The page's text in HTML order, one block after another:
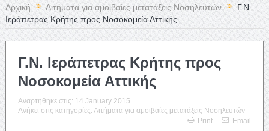
Αρχική Αιτήματα για αμοιβαίες μετατάξεις Νοσηλευτών
Γ.Ν.
Ιεράπετρας Κρήτης προς Νοσοκομεία Αττικής
Γ.Ν. Ιεράπετρας Κρήτης προς
Νοσοκομεία Αττικής
Αναρτήθηκε στις: 14 January 2015
Ανήκει στις κατηγορίες: Αιτήματα για αμοιβαίες μετατάξεις Νοσηλευτών
Print
Email